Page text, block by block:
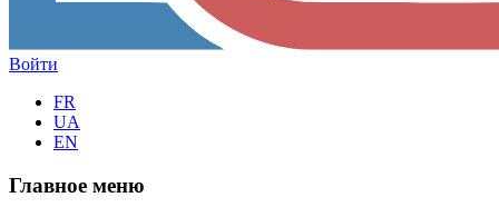
Войти
FR
UA
EN
Главное меню